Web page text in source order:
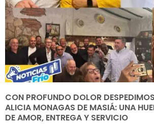
CON PROFUNDO DOLOR
ALICIA MONAGAS DE MASIÁ: UNA
DE AMOR, ENTREGA Y SERVICIO